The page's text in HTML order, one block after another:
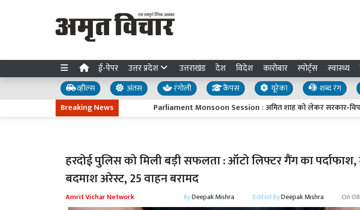
ई-पेपर उत्तर प्रदेश उत्तराखंड देश विदेश कारोबार स्पोर्ट्स स्वास्थ्य
व्हील्स अंतस रंगोली कैंपस यूरेका शब्द रंग
Breaking News
Parliament Monsoon Session : अमित शाह को लेकर सरकार-विपक्ष में
हरदोई पुलिस को मिली बड़ी सफलता : ऑटो लिफ्टर गैंग का पर्दाफाश,
बदमाश अरेस्ट, 25 वाहन बरामद
Amrit Vichar Network ByDeepak Mishra Edited ByDeepak Mishra On